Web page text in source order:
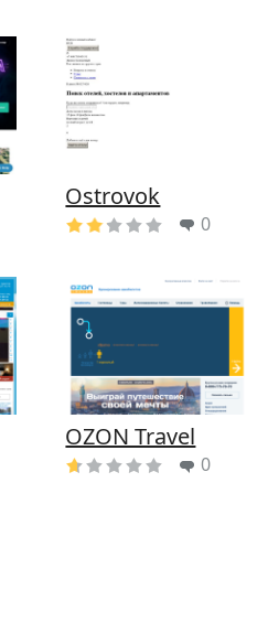
Ostrovok
0
OZON Travel
0